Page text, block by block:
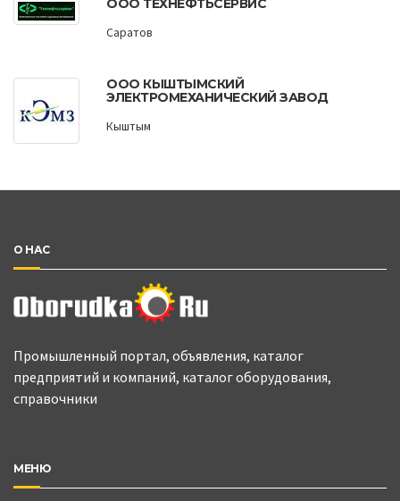
ООО ТЕХНЕФТЬСЕРВИС
Саратов
ООО КЫШТЫМСКИЙ
ЭЛЕКТРОМЕХАНИЧЕСКИЙ ЗАВОД
Кыштым
О НАС
Промышленный портал, объявления, каталог
предприятий и компаний, каталог оборудования,
справочники
МЕНЮ